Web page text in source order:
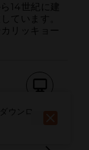
14世紀に建
ています。
リッキョー
ウェブサイト
ウンロ